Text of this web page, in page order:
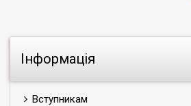
Інформація
Вступникам